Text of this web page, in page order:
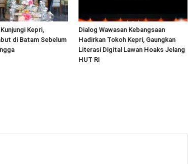
Kepri,
di Batam Sebelum
Dialog Wawasan Kebangsaan
Hadirkan Tokoh Kepri, Gaungkan
Literasi Digital Lawan Hoaks Jelang
HUT RI